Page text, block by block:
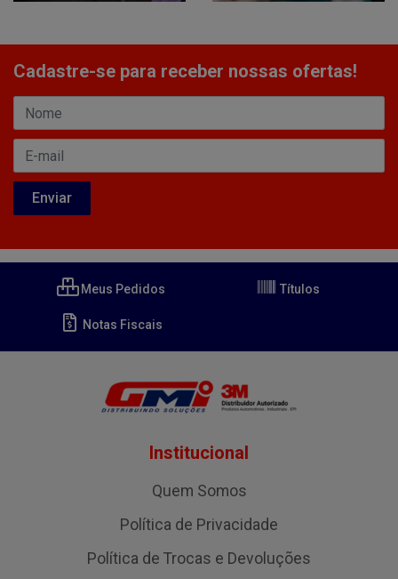
Cadastre-se para receber nossas ofertas!
Meus Pedidos Títulos
Notas Fiscais
Institucional
Quem Somos
Política de Privacidade
Política de Trocas e Devoluções